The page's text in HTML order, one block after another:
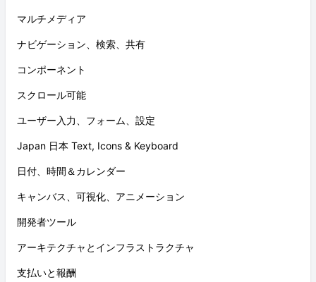
マルチメディア
ナビゲーション、検索、共有
コンポーネント
スクロール可能
ユーザー入力、フォーム、設定
Japan 日本 Text, Icons & Keyboard
日付、時間＆カレンダー
キャンバス、可視化、アニメーション
開発者ツール
アーキテクチャとインフラストラクチャ
支払いと報酬